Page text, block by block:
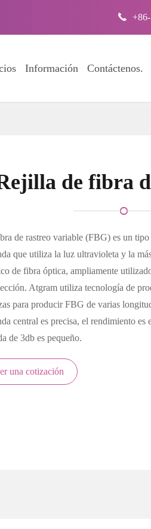

Información Contáctenos.
de fibra
de rastreo variable (FBG) es un
que utiliza la luz ultravioleta y la
de fibra óptica, ampliamente
Atgram utiliza tecnología de
para producir FBG de varias
central es precisa, el rendimiento es
de 3db es pequeño.
una cotización